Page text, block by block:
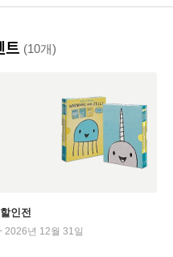
트 (10개)
인전
2026년 12월 31일